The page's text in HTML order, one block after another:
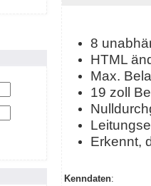
8
HTML
Max.
19 zoll
Erkennt,
Kenndaten: